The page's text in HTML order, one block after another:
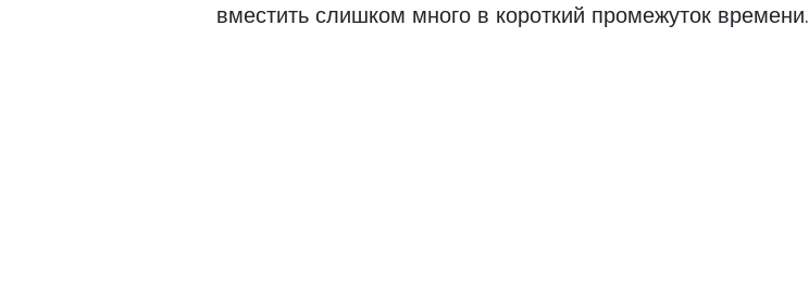
вместить слишком много в короткий промежуток времени.